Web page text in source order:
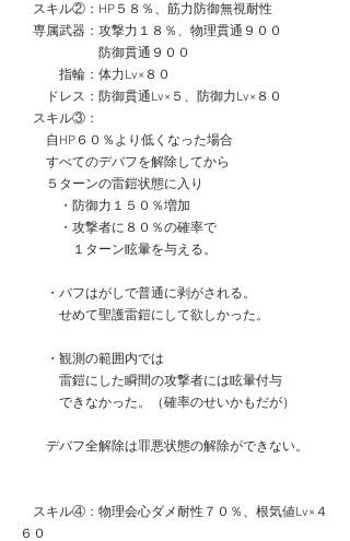
スキル②：HP５８％、筋力防御無視耐性
専属武器：攻撃力１８％、物理貫通９００
防御貫通９００
指輪：体力Lv×８０
ドレス：防御貫通Lv×５、防御力Lv×８０
スキル③：
自HP６０％より低くなった場合
すべてのデバフを解除してから
５ターンの雷鎧状態に入り
・防御力１５０％増加
・攻撃者に８０％の確率で
１ターン眩暈を与える。
・バフはがしで普通に剥がされる。
せめて聖護雷鎧にして欲しかった。
・観測の範囲内では
雷鎧にした瞬間の攻撃者には眩暈付与
できなかった。（確率のせいかもだが）
デバフ全解除は罪悪状態の解除ができない。
スキル④：物理会心ダメ耐性７０％、根気値Lv×４
６０